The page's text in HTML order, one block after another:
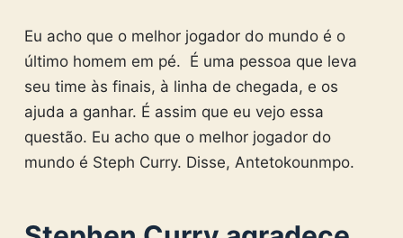
Eu acho que o melhor jogador do mundo é o
último homem em pé. É uma pessoa que leva
seu time às finais, à linha de chegada, e os
ajuda a ganhar. É assim que eu vejo essa
questão. Eu acho que o melhor jogador do
mundo é Steph Curry. Disse, Antetokounmpo.